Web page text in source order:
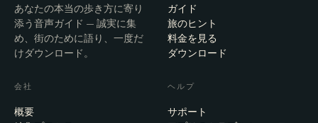
あなたの本当の歩き方に寄り
添う音声ガイド — 誠実に集
め、街のために語り、一度だ
けダウンロード。
ガイド
旅のヒント
料金を見る
ダウンロード
会社
概要
ヘルプ
サポート